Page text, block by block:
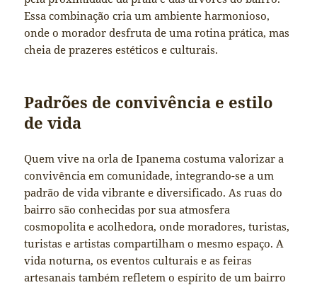
Essa combinação cria um ambiente harmonioso,
onde o morador desfruta de uma rotina prática, mas
cheia de prazeres estéticos e culturais.
Padrões de convivência e estilo
de vida
Quem vive na orla de Ipanema costuma valorizar a
convivência em comunidade, integrando-se a um
padrão de vida vibrante e diversificado. As ruas do
bairro são conhecidas por sua atmosfera
cosmopolita e acolhedora, onde moradores, turistas,
turistas e artistas compartilham o mesmo espaço. A
vida noturna, os eventos culturais e as feiras
artesanais também refletem o espírito de um bairro